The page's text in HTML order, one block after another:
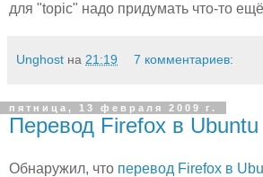
для "topic" надо придумать что-то
Unghost на 21:19 7 комментариев:
пятница, 13 февраля 2009 г.
Перевод Firefox в Ubuntu
Обнаружил, что перевод Firefox в